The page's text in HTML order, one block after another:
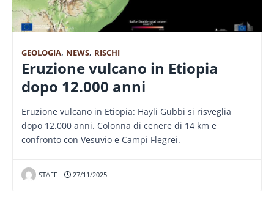
GEOLOGIA, NEWS, RISCHI
Eruzione vulcano in Etiopia
dopo 12.000 anni
Eruzione vulcano in Etiopia: Hayli Gubbi si risveglia
dopo 12.000 anni. Colonna di cenere di 14 km e
confronto con Vesuvio e Campi Flegrei.
STAFF 27/11/2025